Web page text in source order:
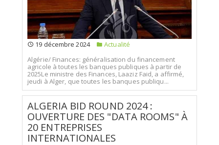
19 décembre 2024
Actualité
Algérie/ Finances: généralisation du financement
agricole à toutes les banques publiques à partir de
2025Le ministre des Finances, Laaziz Faid, a affirmé,
jeudi à Alger, que toutes les banques publiqu...
ALGERIA BID ROUND 2024 :
OUVERTURE DES "DATA ROOMS" À
20 ENTREPRISES
INTERNATIONALES